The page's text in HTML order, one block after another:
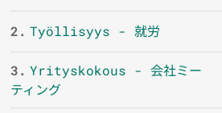
2. Työllisyys - 就労
3. Yrityskokous - 会社ミー
ティング